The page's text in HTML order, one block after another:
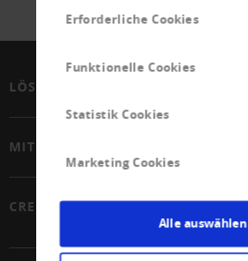
Erforderliche Cookies
Funktionelle Cookies
Statistik Cookies
Marketing Cookies
Alle auswählen
LÖSUNGEN
MITGLIEDSCHAFT
CREDITREFORM